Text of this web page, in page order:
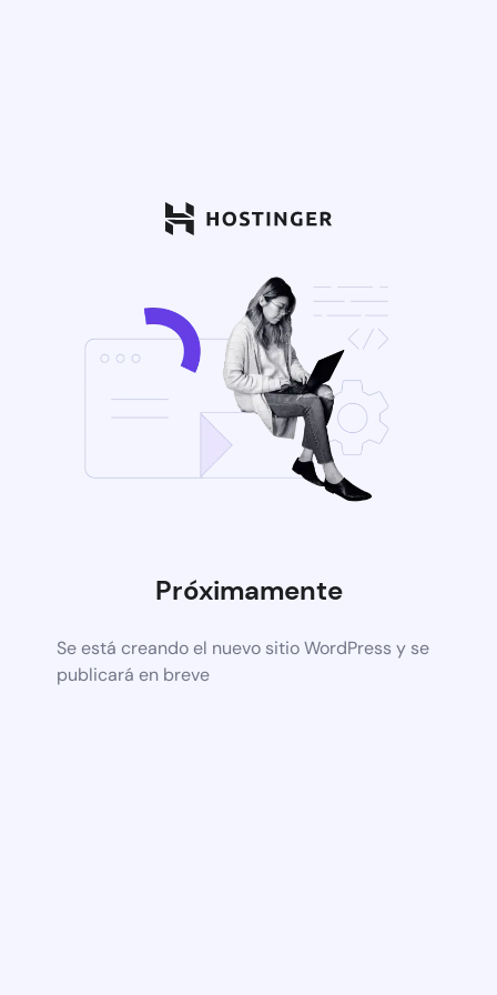
Próximamente
Se está creando el nuevo sitio WordPress y se
publicará en breve